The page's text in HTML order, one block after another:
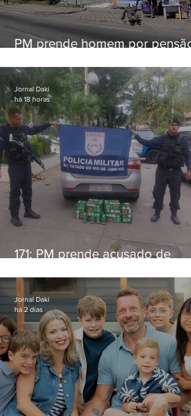
PM prende homem por pensão
171: PM prende acusado de
Niterói
Jornal Daki
há 18 horas
Jornal Daki
há 2 dias